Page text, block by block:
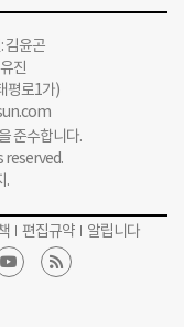
김윤곤
진
평로1가)
준수합니다.
reserved.
.
편집규약 알립니다